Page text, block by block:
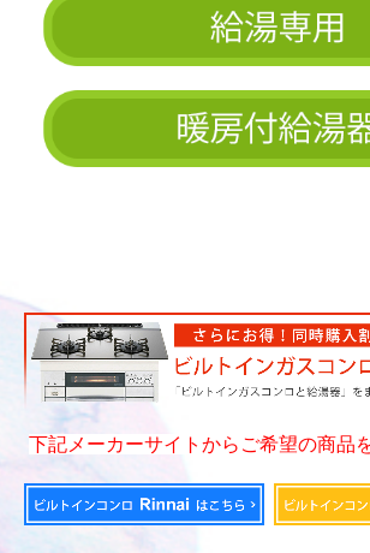
下記メーカーサイトからご希望の商品